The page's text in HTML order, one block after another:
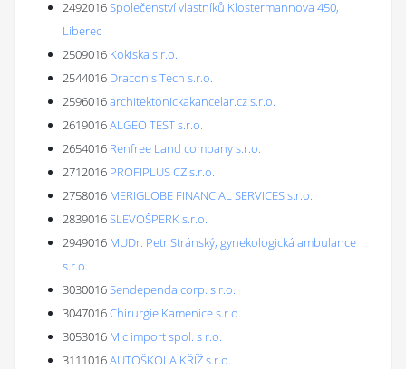
2492016Společenství vlastníků Klostermannova 450,
Liberec
2509016 Kokiska s.r.o.
2544016 Draconis Tech s.r.o.
2596016architektonickakancelar.cz s.r.o.
2619016ALGEO TEST s.r.o.
2654016 Renfree Land company s.r.o.
2712016 PROFIPLUS CZ s.r.o.
2758016 MERIGLOBE FINANCIAL SERVICES s.r.o.
2839016SLEVOŠPERK s.r.o.
2949016 MUDr. Petr Stránský, gynekologická ambulance
s.r.o.
3030016Sendependa corp. s.r.o.
3047016Chirurgie Kamenice s.r.o.
3053016 Mic import spol. s r.o.
3111016AUTOŠKOLA KŘÍŽ s.r.o.